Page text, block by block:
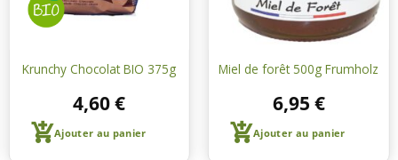
Krunchy Chocolat BIO 375g
4,60€
Ajouter au panier
Miel de forêt 500g Frumholz
6,95 €
Ajouter au panier